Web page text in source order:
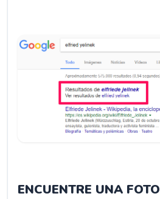
ENCUENTRE UNA FOTO